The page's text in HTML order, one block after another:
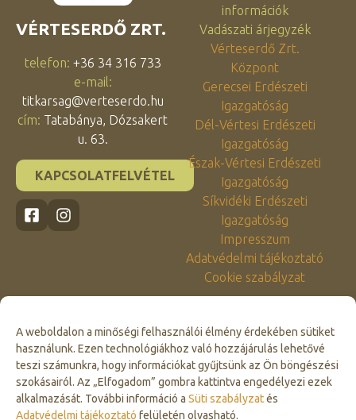
A weboldalon a minőségi felhasználói élmény érdekében sütiket
használunk. Ezen technológiákhoz való hozzájárulás lehetővé
teszi számunkra, hogy információkat gyűjtsünk az Ön böngészési
szokásairól. Az „Elfogadom” gombra kattintva engedélyezi ezek
alkalmazását. További információ a Süti szabályzatés
Adatvédelmi tájékoztató felületén olvasható.
Click to accept marketing cookies and
VÉRTESERDŐ ZRT.
telefon: +36 34 316 733
e-mail:
titkarsag@verteserdo.hu
cím: Tatabánya, Dózsakert
u. 63.
KAPCSOLATFELVÉTEL
információk
Vadászati árjegyzék
Vérteserdő Zrt.
Központ
Gerecsei Erdészeti
Igazgatóság
Dél-Vértesi Erdészeti
Igazgatóság
Észak-Vértesi Erdészeti
Igazgatóság
Síkvidéki Erdészeti
Igazgatóság
Impresszum
Adatvédelmi tájékoztató
Cookie szabályzat